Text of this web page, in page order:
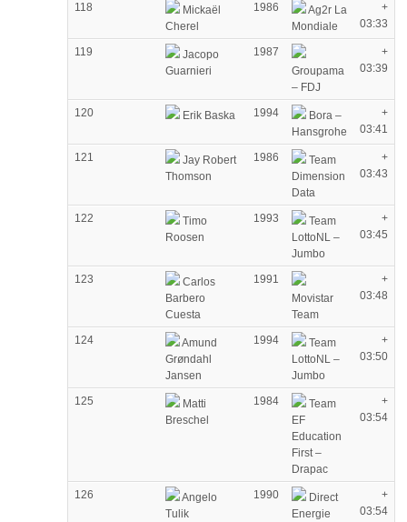
118
Mickaël
Cherel
1986
Ag2r La
Mondiale
+
03:33
119
Jacopo
Guarnieri
1987
Groupama
– FDJ
+
03:39
120 Erik Baska 1994
Bora –
Hansgrohe
+
03:41
121
Jay Robert
Thomson
1986
Team
Dimension
Data
+
03:43
122
Timo
Roosen
1993
Team
LottoNL –
Jumbo
+
03:45
123
Carlos
Barbero
Cuesta
1991
Movistar
Team
+
03:48
124
Amund
Grøndahl
Jansen
1994
Team
LottoNL –
Jumbo
+
03:50
125
Matti
Breschel
1984
Team
EF
Education
First –
Drapac
+
03:54
126
Angelo
Tulik
1990
Direct
Energie
+
03:54